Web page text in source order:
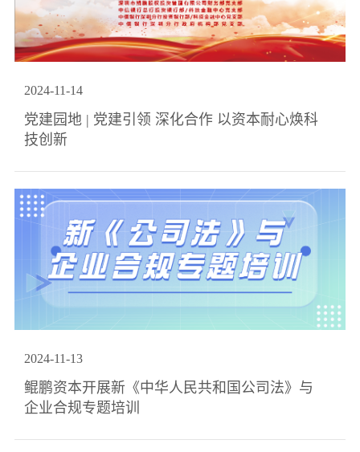
2024-11-14
党建园地 | 党建引领 深化合作 以资本耐心焕科
技创新
2024-11-13
鲲鹏资本开展新《中华人民共和国公司法》与
企业合规专题培训